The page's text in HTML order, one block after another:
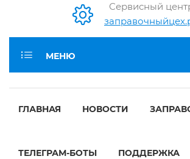
Сервисный
МЕНЮ
ГЛАВНАЯ НОВОСТИ
ТЕЛЕГРАМ-БОТЫ ПОДДЕРЖКА